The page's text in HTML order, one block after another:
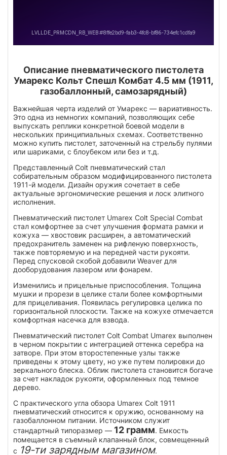
Описание пневматического пистолета
Умарекс Кольт Спешл Комбат 4.5 мм (1911,
газобаллонный, самозарядный)
Важнейшая черта изделий от Умарекс — вариативность.
Это одна из немногих компаний, позволяющих себе
выпускать реплики конкретной боевой модели в
нескольких принципиальных схемах. Соответственно
можно купить пистолет, заточенный на стрельбу пулями
или шариками, с блоубеком или без и т.д.
Представленный Colt пневматический стал
собирательным образом модифицированного пистолета
1911-й модели. Дизайн оружия сочетает в себе
актуальные эргономические решения и лоск элитного
исполнения.
Пневматический пистолет Umarex Colt Special Combat
стал комфортнее за счет улучшения формата рамки и
кожуха — хвостовик расширен, а автоматический
предохранитель заменен на рифленую поверхность,
также повторяемую и на передней части рукояти.
Перед спусковой скобой добавили Weaver для
дооборудования лазером или фонарем.
Изменились и прицельные приспособления. Толщина
мушки и прорези в целике стали более комфортными
для прицеливания. Появилась регулировка целика по
горизонтальной плоскости. Также на кожухе отмечается
комфортная насечка для взвода.
Пневматический пистолет Colt Combat Umarex выполнен
в черном покрытии с интеграцией оттенка серебра на
затворе. При этом второстепенные узлы также
приведены к этому цвету, но уже путем полировки до
зеркального блеска. Облик пистолета становится богаче
за счет накладок рукояти, оформленных под темное
дерево.
С практического угла обзора Umarex Colt 1911
пневматический относится к оружию, основанному на
газобаллонном питании. Источником служит
стандартный типоразмер — 12 грамм. Емкость
помещается в съемный клапанный блок, совмещенный
с 19-ти зарядным магазином.